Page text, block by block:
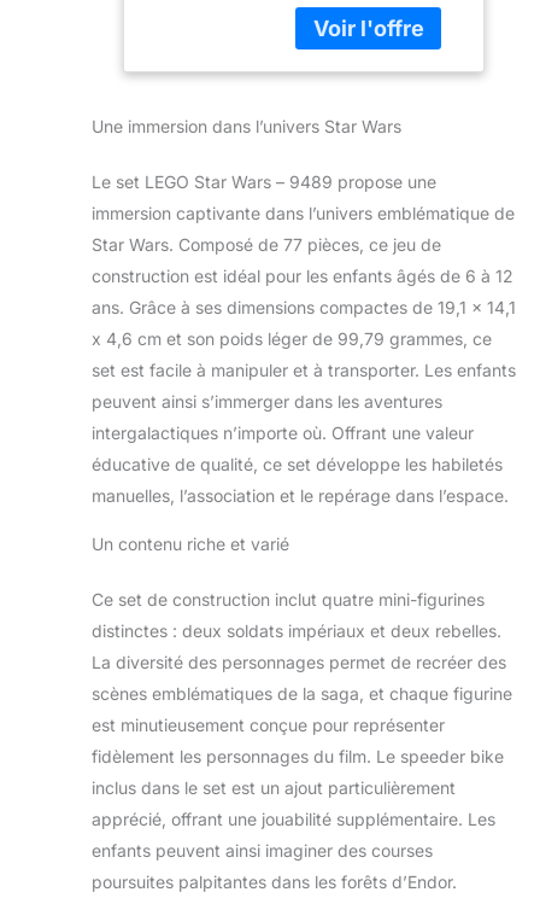
deux soldats
rebelles d'Endor
Comprend une
avec un râtelier
speeder bike et
quatre blasters
speeder bike Le
speeder bike
mesure plus de 14
cm de long
Une immersion dans l’univers Star Wars
Le set LEGO Star Wars – 9489 propose une
immersion captivante dans l’univers emblématique de
Star Wars. Composé de 77 pièces, ce jeu de
construction est idéal pour les enfants âgés de 6 à 12
ans. Grâce à ses dimensions compactes de 19,1 x 14,1
x 4,6 cm et son poids léger de 99,79 grammes, ce
set est facile à manipuler et à transporter. Les enfants
peuvent ainsi s’immerger dans les aventures
intergalactiques n’importe où. Offrant une valeur
éducative de qualité, ce set développe les habiletés
manuelles, l’association et le repérage dans l’espace.
Un contenu riche et varié
Ce set de construction inclut quatre mini-figurines
distinctes : deux soldats impériaux et deux rebelles.
La diversité des personnages permet de recréer des
scènes emblématiques de la saga, et chaque figurine
est minutieusement conçue pour représenter
fidèlement les personnages du film. Le speeder bike
inclus dans le set est un ajout particulièrement
apprécié, offrant une jouabilité supplémentaire. Les
enfants peuvent ainsi imaginer des courses
poursuites palpitantes dans les forêts d’Endor.